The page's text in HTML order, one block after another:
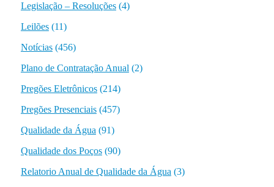
Legislação – Resoluções(4)
Leilões(11)
Notícias(456)
Plano de Contratação Anual (2)
Pregões Eletrônicos(214)
Pregões Presenciais(457)
Qualidade da Água (91)
Qualidade dos Poços(90)
Relatorio Anual de Qualidade da Água (3)